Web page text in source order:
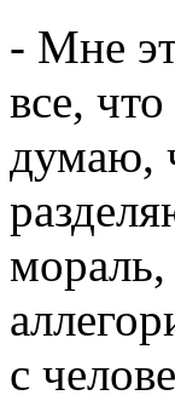
- Мне
все,
думаю,
мораль,
с